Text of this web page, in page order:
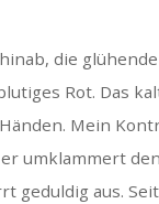
die
Rot. Das
Mein
umklammert
geduldig aus.